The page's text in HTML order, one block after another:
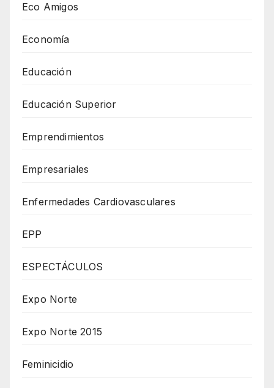
Eco Amigos
Economía
Educación
Educación Superior
Emprendimientos
Empresariales
Enfermedades Cardiovasculares
EPP
ESPECTÁCULOS
Expo Norte
Expo Norte 2015
Feminicidio